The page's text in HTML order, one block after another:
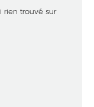
rien trouvé sur